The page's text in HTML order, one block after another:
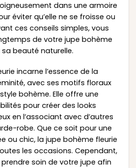
dans une armoire
éviter qu’elle ne se froisse ou
ces conseils simples, vous
de votre jupe bohème
beauté naturelle.
incarne l’essence de la
avec ses motifs floraux
bohème. Elle offre une
pour créer des looks
en l’associant avec d’autres
robe. Que ce soit pour une
ou chic, la jupe bohème fleurie
les occasions. Cependant,
soin de votre jupe afin